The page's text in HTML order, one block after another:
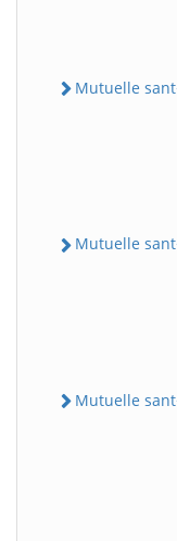
Mutuelle
Mutuelle
Mutuelle